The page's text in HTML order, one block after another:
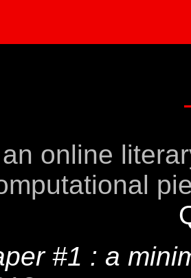
an online
#1 : a